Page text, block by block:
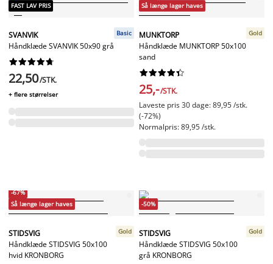
FAST LAV PRIS
SVANVIK
Håndklæde SVANVIK 50x90 grå
Basic






22,50/STK.
+ flere størrelser
Så længe lager haves
MUNKTORP
Håndklæde MUNKTORP 50x100
sand
Gold






25,-/STK.
Laveste pris 30 dage: 89,95 /stk.
(-72%)
Normalpris: 89,95 /stk.
-67%
Så længe lager haves
STIDSVIG
Håndklæde STIDSVIG 50x100
hvid KRONBORG
Gold
-50%
STIDSVIG
Håndklæde STIDSVIG 50x100
grå KRONBORG
Gold